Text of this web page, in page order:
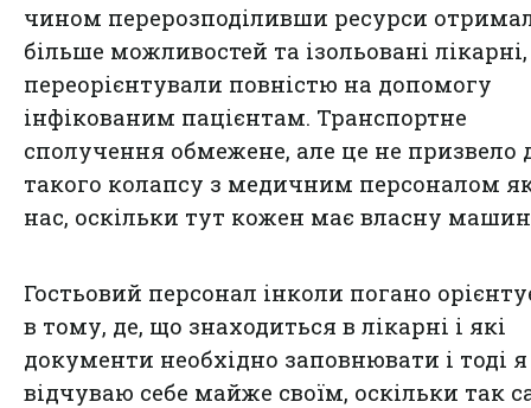
чином перерозподіливши ресурси
більше можливостей та ізольовані лікарні,
переорієнтували повністю на допомогу
інфікованим пацієнтам. Транспортне
сполучення обмежене, але це не призвело
такого колапсу з медичним персоналом
нас, оскільки тут кожен має власну
Гостьовий персонал інколи погано
в тому, де, що знаходиться в лікарні і які
документи необхідно заповнювати і тоді я
відчуваю себе майже своїм, оскільки так